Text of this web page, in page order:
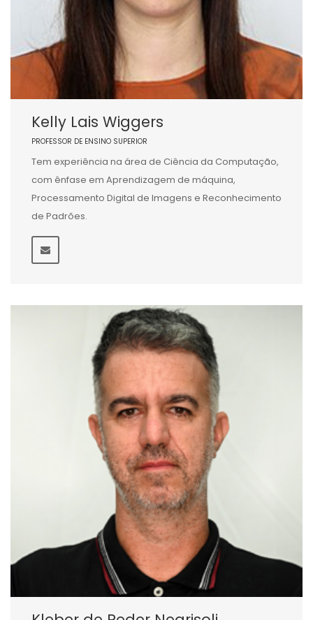
Kelly Lais Wiggers
PROFESSOR DE ENSINO SUPERIOR
Tem experiência na área de Ciência da Computação,
com ênfase em Aprendizagem de máquina,
Processamento Digital de Imagens e Reconhecimento
de Padrões.